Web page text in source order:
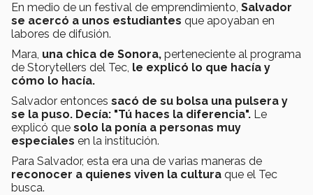
En medio de un festival de emprendimiento, Salvador
se acercó a unos estudiantes que apoyaban en
labores de difusión.
Mara, una chica de Sonora, perteneciente al programa
de Storytellers del Tec, le explicó lo que hacía y
cómo lo hacía.
Salvador entonces sacó de su bolsa una pulsera y
se la puso. Decía: "Tú haces la diferencia". Le
explicó que solo la ponía a personas muy
especiales en la institución.
Para Salvador, esta era una de varias maneras de
reconocer a quienes viven la cultura que el Tec
busca.